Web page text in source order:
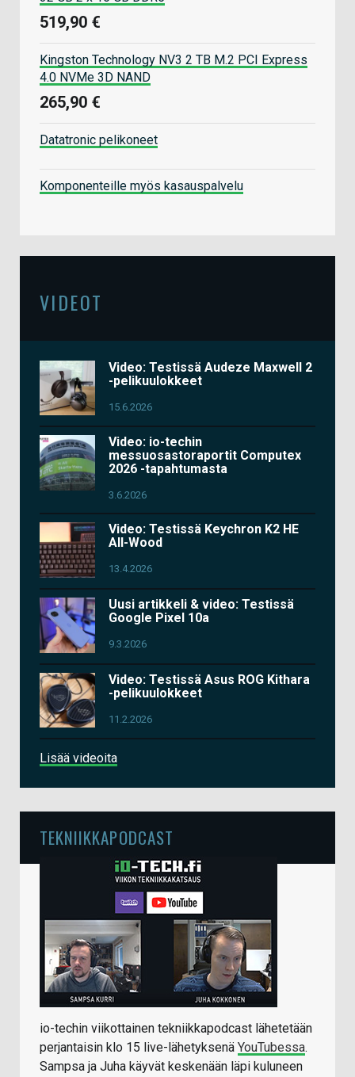
519,90 €
Kingston Technology NV3 2 TB M.2 PCI Express
4.0 NVMe 3D NAND
265,90 €
Datatronic pelikoneet
Komponenteille myös kasauspalvelu
VIDEOT
Video: Testissä Audeze Maxwell 2
-pelikuulokkeet
15.6.2026
Video: io-techin
messuosastoraportit Computex
2026 -tapahtumasta
3.6.2026
Video: Testissä Keychron K2 HE
All-Wood
13.4.2026
Uusi artikkeli & video: Testissä
Google Pixel 10a
9.3.2026
Video: Testissä Asus ROG Kithara
-pelikuulokkeet
11.2.2026
Lisää videoita
TEKNIIKKAPODCAST
io-techin viikottainen tekniikkapodcast lähetetään
perjantaisin klo 15 live-lähetyksenä YouTubessa.
Sampsa ja Juha käyvät keskenään läpi kuluneen